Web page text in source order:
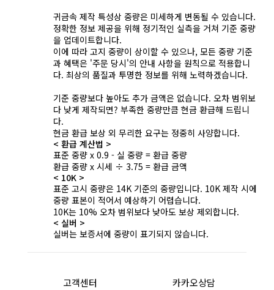
귀금속 제작 특성상 중량은 미세하게 변동될 수 있습니다.
정확한 정보 제공을 위해 정기적인 실측을 거쳐 기준 중량
을 업데이트합니다.
이에 따라 고지 중량이 상이할 수 있으나, 모든 중량 기준
과 혜택은 '주문 당시'의 안내 사항을 원칙으로 적용합니
다. 최상의 품질과 투명한 정보를 위해 노력하겠습니다.
기준 중량보다 높아도 추가 금액은 없습니다. 오차 범위보
다 낮게 제작되면? 부족한 중량만큼 현금 환급해 드립니
다.
현금 환급 보상 외 무리한 요구는 정중히 사양합니다.
< 환급 계산법 >
표준 중량 x 0.9 - 실 중량 = 환급 중량
환급 중량 x 시세 ÷ 3.75 = 환급 금액
< 10K >
표준 고시 중량은 14K 기준의 중량입니다. 10K 제작 시에
중량 표본이 적어서 예상하기 어렵습니다.
10K는 10% 오차 범위보다 낮아도 보상 제외합니다.
< 실버 >
실버는 보증서에 중량이 표기되지 않습니다.
고객센터 카카오상담